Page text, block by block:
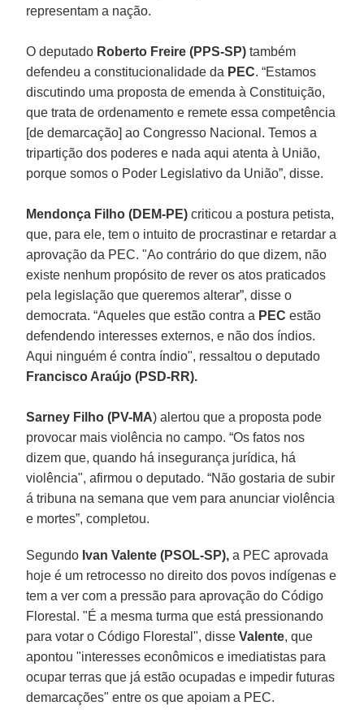
representam a nação.
O deputado Roberto Freire (PPS-SP) também
defendeu a constitucionalidade da PEC. “Estamos
discutindo uma proposta de emenda à Constituição,
que trata de ordenamento e remete essa competência
[de demarcação] ao Congresso Nacional. Temos a
tripartição dos poderes e nada aqui atenta à União,
porque somos o Poder Legislativo da União”, disse.
Mendonça Filho (DEM-PE) criticou a postura petista,
que, para ele, tem o intuito de procrastinar e retardar a
aprovação da PEC. "Ao contrário do que dizem, não
existe nenhum propósito de rever os atos praticados
pela legislação que queremos alterar”, disse o
democrata. “Aqueles que estão contra a PECestão
defendendo interesses externos, e não dos índios.
Aqui ninguém é contra índio", ressaltou o deputado
Francisco Araújo (PSD-RR).
Sarney Filho (PV-MA) alertou que a proposta pode
provocar mais violência no campo. “Os fatos nos
dizem que, quando há insegurança jurídica, há
violência", afirmou o deputado. “Não gostaria de subir
á tribuna na semana que vem para anunciar violência
e mortes”, completou.
Segundo Ivan Valente (PSOL-SP), a PEC aprovada
hoje é um retrocesso no direito dos povos indígenas e
tem a ver com a pressão para aprovação do Código
Florestal. "É a mesma turma que está pressionando
para votar o Código Florestal", disseValente, que
apontou "interesses econômicos e imediatistas para
ocupar terras que já estão ocupadas e impedir futuras
demarcações" entre os que apoiam a PEC.